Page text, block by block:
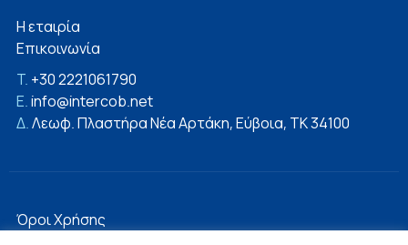
Η εταιρία
Επικοινωνία
T. +30 2221061790
E.info@intercob.net
Δ.Λεωφ. Πλαστήρα Νέα Αρτάκη, Εύβοια, ΤΚ 34100
Όροι Χρήσης